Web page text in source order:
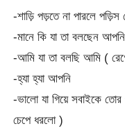
-শাড়ি পড়তে না পারলে
-মানে কি যা তা বলছেন আপনি
-আমি যা তা বলছি আমি (
-হ্যা হ্যা আপনি
-ভালো যা গিয়ে সবাইকে তোর
চেপে ধরলো )